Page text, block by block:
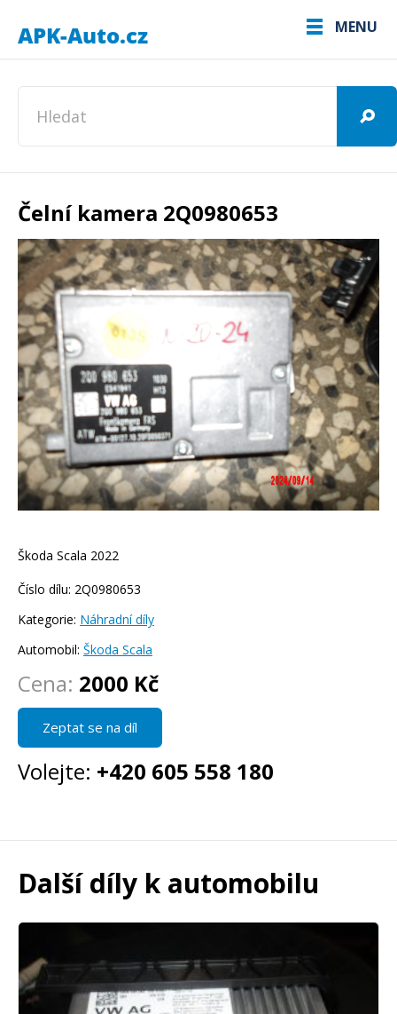
MENU
Čelní kamera 2Q0980653
Škoda Scala 2022
Číslo dílu: 2Q0980653
Kategorie: Náhradní díly
Automobil: Škoda Scala
Cena: 2000 Kč
Zeptat se na díl
Volejte: +420 605 558 180
Další díly k automobilu